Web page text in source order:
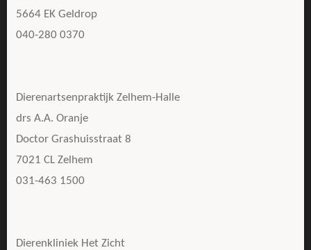
5664 EK Geldrop
040-280 0370
Dierenartsenpraktijk Zelhem-Halle
drs A.A. Oranje
Doctor Grashuisstraat 8
7021 CL Zelhem
031-463 1500
Dierenkliniek Het Zicht